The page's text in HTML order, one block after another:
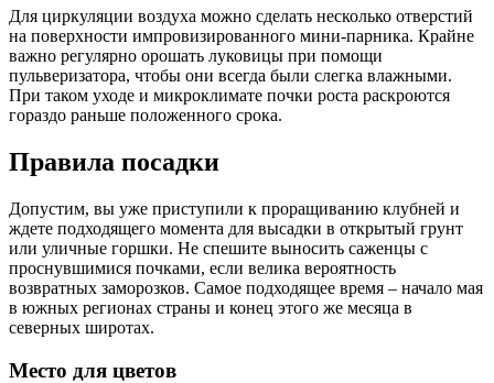
Для циркуляции воздуха можно сделать несколько отверстий
на поверхности импровизированного мини-парника. Крайне
важно регулярно орошать луковицы при помощи
пульверизатора, чтобы они всегда были слегка влажными.
При таком уходе и микроклимате почки роста раскроются
гораздо раньше положенного срока.
Правила посадки
Допустим, вы уже приступили к проращиванию клубней и
ждете подходящего момента для высадки в открытый грунт
или уличные горшки. Не спешите выносить саженцы с
проснувшимися почками, если велика вероятность
возвратных заморозков. Самое подходящее время – начало мая
в южных регионах страны и конец этого же месяца в
северных широтах.
Место для цветов